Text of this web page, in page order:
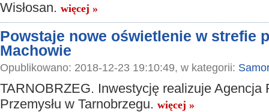
Wisłosan. więcej »
Powstaje nowe oświetlenie w strefie
Machowie
Opublikowano: 2018-12-23 19:10:49, w kategorii:
TARNOBRZEG. Inwestycję realizuje Agencja
Przemysłu w Tarnobrzegu. więcej »